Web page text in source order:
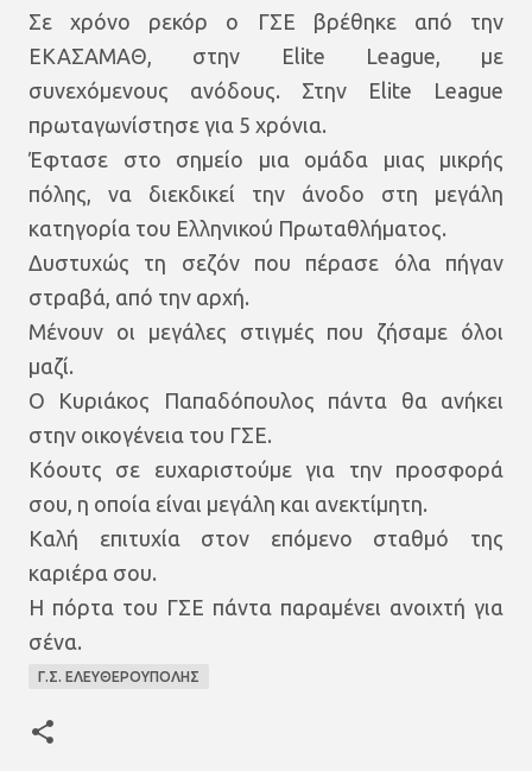
Σε χρόνο ρεκόρ ο ΓΣΕ βρέθηκε από την
ΕΚΑΣΑΜΑΘ, στην Elite League, με
συνεχόμενους ανόδους. Στην Elite League
πρωταγωνίστησε για 5 χρόνια.
Έφτασε στο σημείο μια ομάδα μιας μικρής
πόλης, να διεκδικεί την άνοδο στη μεγάλη
κατηγορία του Ελληνικού Πρωταθλήματος.
Δυστυχώς τη σεζόν που πέρασε όλα πήγαν
στραβά, από την αρχή.
Μένουν οι μεγάλες στιγμές που ζήσαμε όλοι
μαζί.
Ο Κυριάκος Παπαδόπουλος πάντα θα ανήκει
στην οικογένεια του ΓΣΕ.
Κόουτς σε ευχαριστούμε για την προσφορά
σου, η οποία είναι μεγάλη και ανεκτίμητη.
Καλή επιτυχία στον επόμενο σταθμό της
καριέρα σου.
Η πόρτα του ΓΣΕ πάντα παραμένει ανοιχτή για
σένα.
Γ.Σ. ΕΛΕΥΘΕΡΟΥΠΟΛΗΣ